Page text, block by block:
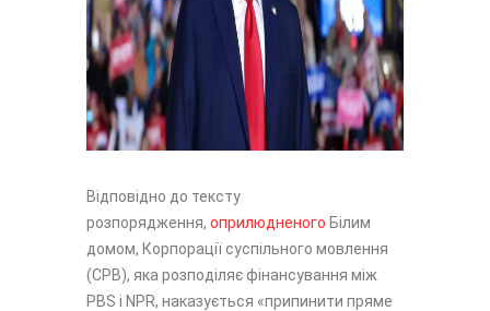
Відповідно до тексту
розпорядження, оприлюдненого Білим
домом, Корпорації суспільного мовлення
(CPB), яка розподіляє фінансування між
PBS і NPR, наказується «припинити пряме